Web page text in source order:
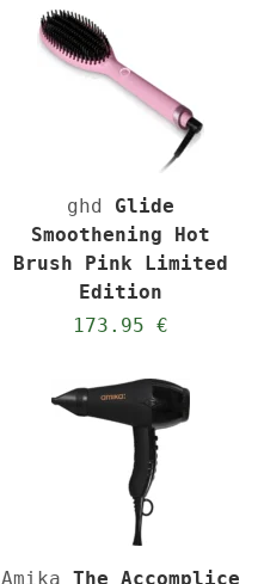
ghd Glide
Smoothening Hot
Brush Pink Limited
Edition
173.95 €
Amika The Accomplice